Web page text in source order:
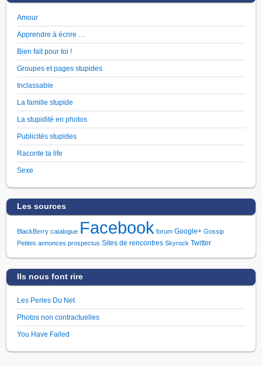
Amour
Apprendre à écrire …
Bien fait pour toi !
Groupes et pages stupides
Inclassable
La famille stupide
La stupidité en photos
Publicités stupides
Raconte ta life
Sexe
Les sources
BlackBerry catalogue Facebook forum Google+ Gossip
Petites annonces prospectus Sites de rencontres Skyrock Twitter
Ils nous font rire
Les Perles Du Net
Photos non contractuelles
You Have Failed